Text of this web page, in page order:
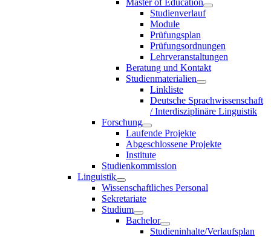
Studienverlauf
Module
Prüfungsplan
Prüfungsordnungen
Lehrveranstaltungen
Beratung und Kontakt
Studienmaterialien
Linkliste
Deutsche Sprachwissenschaft
/ Interdisziplinäre Linguistik
Forschung
Laufende Projekte
Abgeschlossene Projekte
Institute
Studienkommission
Linguistik
Wissenschaftliches Personal
Sekretariate
Studium
Bachelor
Studieninhalte/Verlaufsplan